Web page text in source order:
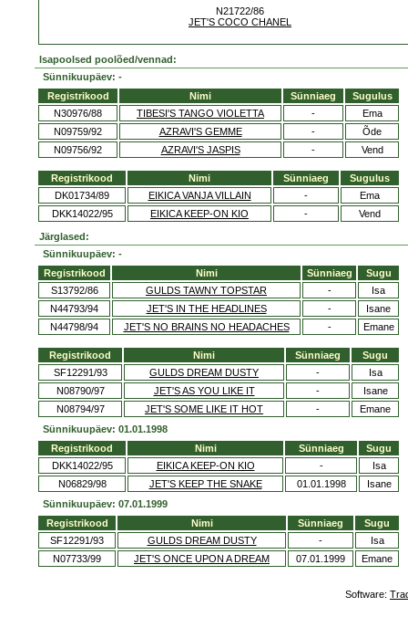
N21722/86
JET'S COCO CHANEL
Isapoolsed poolõed/vennad:
Sünnikuupäev: -
Registrikood
Nimi Sünniaeg
Sugulus
N30976/88
TIBESI'S TANGO VIOLETTA -
Ema
N09759/92
AZRAVI'S GEMME -
Õde
N09756/92
AZRAVI'S JASPIS - Vend
Registrikood Nimi Sünniaeg
Sugulus
DK01734/89
EIKICA VANJA VILLAIN -
Ema
DKK14022/95
EIKICA KEEP-ON KIO - Vend
Järglased:
Sünnikuupäev: -
Registrikood
Nimi Sünniaeg
Sugu
S13792/86
GULDS TAWNY TOPSTAR -
Isa
N44793/94
JET'S IN THE HEADLINES -
Isane
N44798/94
JET'S NO BRAINS NO HEADACHES - Emane
Registrikood Nimi Sünniaeg
Sugu
SF12291/93
GULDS DREAM DUSTY -
Isa
N08790/97
JET'S AS YOU LIKE IT -
Isane
N08794/97
JET'S SOME LIKE IT HOT -
Emane
Sünnikuupäev: 01.01.1998
Registrikood
Nimi Sünniaeg
Sugu
DKK14022/95
EIKICA KEEP-ON KIO -
Isa
N06829/98
JET'S KEEP THE SNAKE 01.01.1998
Isane
Sünnikuupäev: 07.01.1999
Registrikood
Nimi Sünniaeg
Sugu
SF12291/93
GULDS DREAM DUSTY -
Isa
N07733/99
JET'S ONCE UPON A DREAM 07.01.1999 Emane
Software: